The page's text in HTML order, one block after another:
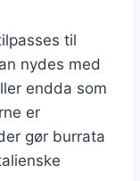
til
nydes med
endda som
er
gør burrata